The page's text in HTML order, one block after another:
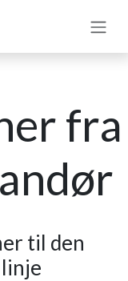
fra
til den